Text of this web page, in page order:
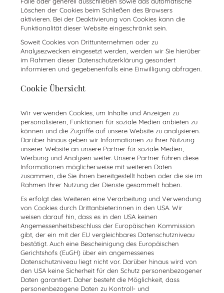
Löschen der Cookies beim Schließen des Browsers
aktivieren. Bei der Deaktivierung von Cookies kann die
Funktionalität dieser Website eingeschränkt sein.
Soweit Cookies von Drittunternehmen oder zu
Analysezwecken eingesetzt werden, werden wir Sie hierüber
im Rahmen dieser Datenschutzerklärung gesondert
informieren und gegebenenfalls eine Einwilligung abfragen.
Cookie Übersicht
Wir verwenden Cookies, um Inhalte und Anzeigen zu
personalisieren, Funktionen für soziale Medien anbieten zu
können und die Zugriffe auf unsere Website zu analysieren.
Darüber hinaus geben wir Informationen zu Ihrer Nutzung
unserer Website an unsere Partner für soziale Medien,
Werbung und Analysen weiter. Unsere Partner führen diese
Informationen möglicherweise mit weiteren Daten
zusammen, die Sie ihnen bereitgestellt haben oder die sie im
Rahmen Ihrer Nutzung der Dienste gesammelt haben.
Es erfolgt des Weiteren eine Verarbeitung und Verwendung
von Cookies durch Drittanbieter:innen in den USA. Wir
weisen darauf hin, dass es in den USA keinen
Angemessenheitsbeschluss der Europäischen Kommission
gibt, der ein mit der EU vergleichbares Datenschutzniveau
bestätigt. Auch eine Bescheinigung des Europäischen
Gerichtshofs (EuGH) über ein angemessenes
Datenschutzniveau liegt nicht vor. Darüber hinaus wird von
den USA keine Sicherheit für den Schutz personenbezogener
Daten garantiert. Daher besteht die Möglichkeit, dass
personenbezogene Daten zu Kontroll- und